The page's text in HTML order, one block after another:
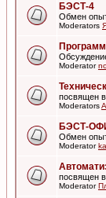
БЭСТ-4
Обмен
Moderators
Moderator
посвящен
Moderators
БЭСТ-
Обмен
Moderator
посвящен
Moderator